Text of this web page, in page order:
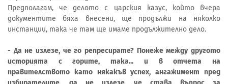
Предполагам, че делото с царския казус, който вчера
документите бяха внесени, ще продължи на няколко
инстанции, така че там ще имаме продължително дело.
- Да не излезе, че го репресирате? Понеже между другото
историята с горите, така... и в отчета на
правителството като някакъв успех, ангажимент пред